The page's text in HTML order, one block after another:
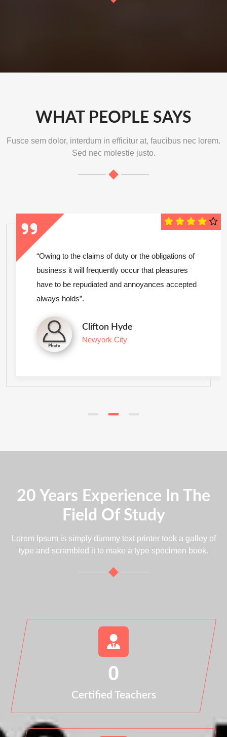
WHAT PEOPLE SAYS
Fusce sem dolor, interdum in efficitur at, faucibus nec lorem.
Sed nec molestie justo.
“Owing to the claims of duty or the obligations of
business it will frequently occur that pleasures
have to be repudiated and annoyances accepted
always holds”.
Clifton Hyde
Newyork City
20 Years Experience In The
Field Of Study
Lorem Ipsum is simply dummy text printer took a galley of
type and scrambled it to make a type specimen book.
0
Certified Teachers